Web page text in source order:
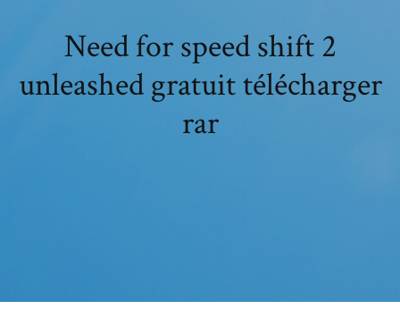
Need for speed shift 2
unleashed gratuit télécharger
rar